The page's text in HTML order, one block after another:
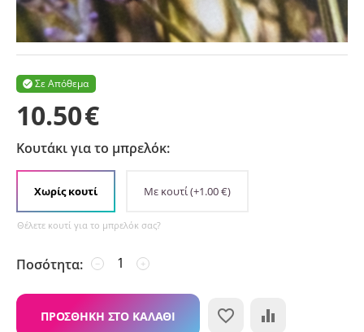
Σε Απόθεμα

10.50€
Κουτάκι για το μπρελόκ:
Χωρίς κουτί Με κουτί(+1.00€)
Θέλετε κουτί για το μπρελόκ σας?
Ποσότητα: +
−
ΠΡΟΣΘΉΚΗ ΣΤΟ ΚΑΛΆΘΙ